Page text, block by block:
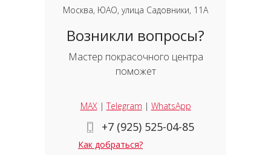
Москва, ЮАО, улица Садовники, 11А
Возникли вопросы?
Мастер покрасочного центра
поможет
MAX|Telegram | WhatsApp
+7 (925) 525-04-85
Как добраться?